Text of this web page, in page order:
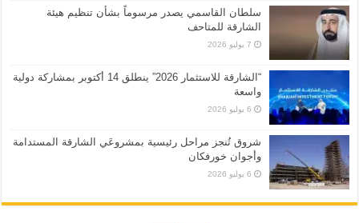
سلطان القاسمي يصدر مرسوماً بشأن تنظيم هيئة
الشارقة للمتاحف
7 يوليو 2026
“الشارقة للاستثمار 2026” ينطلق 14 أكتوبر بمشاركة دولية
واسعة
6 يوليو 2026
شروق تُنجز مراحل رئيسية بمشروعَي الشارقة المستدامة
وأجوان خورفكان
6 يوليو 2026